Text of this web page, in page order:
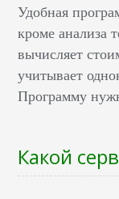
Удобная
кроме анализа
вычисляет
учитывает
Программу
Какой